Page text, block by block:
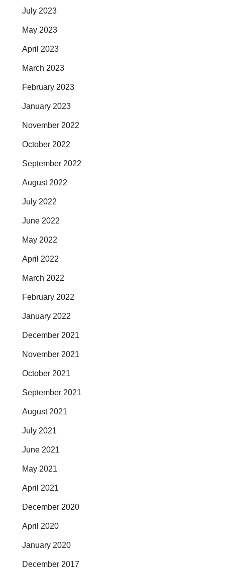
July 2023
May 2023
April 2023
March 2023
February 2023
January 2023
November 2022
October 2022
September 2022
August 2022
July 2022
June 2022
May 2022
April 2022
March 2022
February 2022
January 2022
December 2021
November 2021
October 2021
September 2021
August 2021
July 2021
June 2021
May 2021
April 2021
December 2020
April 2020
January 2020
December 2017